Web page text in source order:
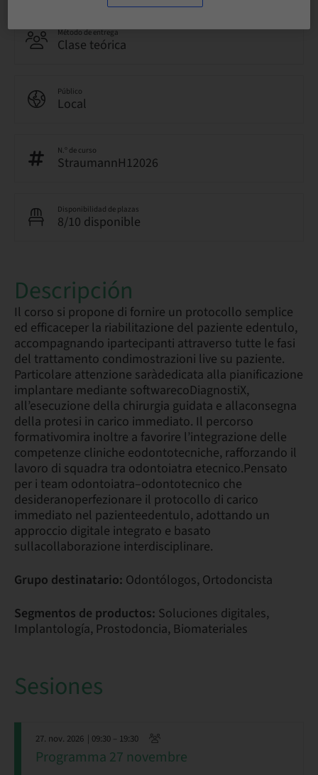
Método de entrega
Clase teórica
Público
Local
N.º de curso
StraumannH12026
Disponibilidad de plazas
8/10 disponible
Descripción
Il corso si propone di fornire un protocollo semplice
ed efficaceper la riabilitazione del paziente edentulo,
accompagnando ipartecipanti attraverso tutte le fasi
del trattamento condimostrazioni live su paziente.
Particolare attenzione saràdedicata alla pianificazione
implantare mediante softwarecoDiagnostiX,
all’esecuzione della chirurgia guidata e allaconsegna
della protesi in carico immediato. Il percorso
formativomira inoltre a favorire l’integrazione delle
competenze cliniche eodontotecniche, rafforzando il
lavoro di squadra tra odontoiatra etecnico.Pensato
per i team odontoiatra–odontotecnico che
desideranoperfezionare il protocollo di carico
immediato nel pazienteedentulo, adottando un
approccio digitale integrato e basato
sullacollaborazione interdisciplinare.
Grupo destinatario: Odontólogos, Ortodoncista
Segmentos de productos: Soluciones digitales,
Implantología, Prostodoncia, Biomateriales
Sesiones
27. nov. 2026 | 09:30 – 19:30
Programma 27 novembre